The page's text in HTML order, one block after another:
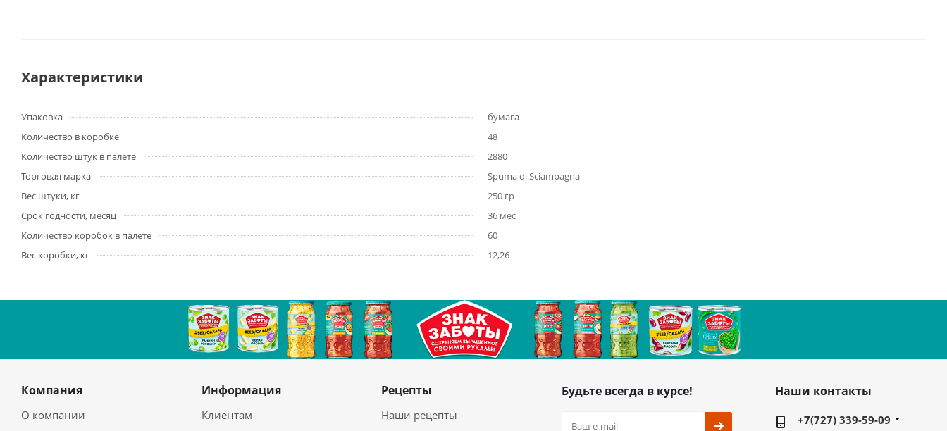
Характеристики
Упаковка
бумага
Количество в коробке
48
Количество штук в палете
2880
Торговая марка
Spuma di Sciampagna
Вес штуки, кг
250 гр
Срок годности, месяц
36 мес
Количество коробок в палете
60
Вес коробки, кг
12,26
Компания
О компании
Информация
Клиентам
Рецепты
Наши рецепты
Будьте всегда в курсе! Наши контакты
+7(727) 339-59-09